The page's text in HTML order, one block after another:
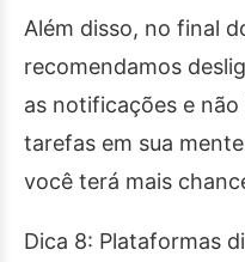
Além disso, no final
recomendamos
as notificações e
tarefas em sua
você terá mais
Dica 8: Plataformas